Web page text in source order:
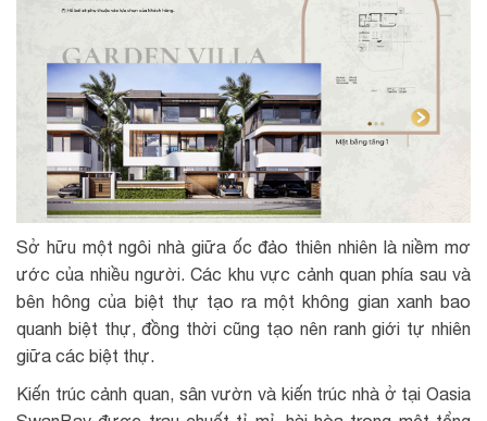
Sở hữu một ngôi nhà giữa ốc đảo thiên nhiên là niềm mơ
ước của nhiều người. Các khu vực cảnh quan phía sau và
bên hông của biệt thự tạo ra một không gian xanh bao
quanh biệt thự, đồng thời cũng tạo nên ranh giới tự nhiên
giữa các biệt thự.
Kiến trúc cảnh quan, sân vườn và kiến trúc nhà ở tại Oasia